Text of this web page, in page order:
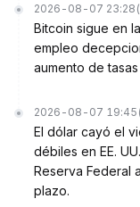
2026-08-07 23:28
Bitcoin sigue en
empleo
aumento de tasas
2026-08-07 19:45
El dólar cayó el
débiles en EE.
Reserva Federal
plazo.